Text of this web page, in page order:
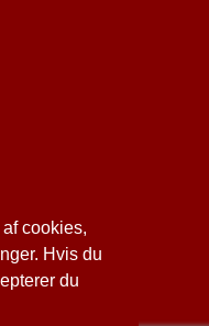
cookies,
Hvis du
du